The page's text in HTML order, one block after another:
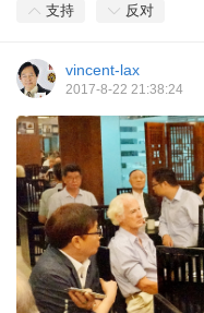
支持 反对
vincent-lax
2017-8-22 21:38:24